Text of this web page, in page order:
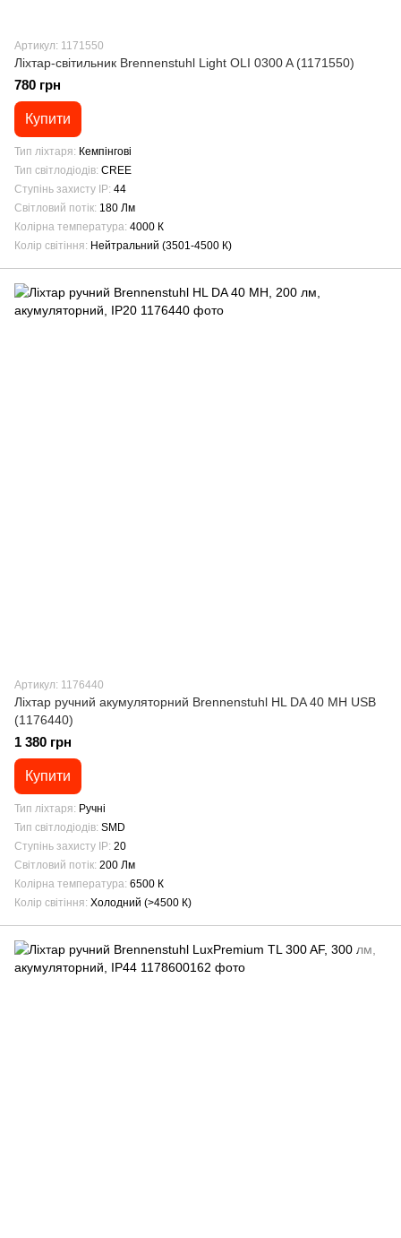
Артикул: 1171550
Ліхтар-світильник Brennenstuhl Light OLI 0300 A (1171550)
780 грн
Купити
Тип ліхтаря
Кемпінгові
Тип світлодіодів CREE
Ступінь захисту IP 44
Світловий потік 180 Лм
Колірна температура 4000 К
Колір світіння
Нейтральний (3501-4500 К)
Артикул: 1176440
Ліхтар ручний акумуляторний Brennenstuhl HL DA 40 MH USB
(1176440)
1 380 грн
Купити
Тип ліхтаря
Ручні
Тип світлодіодів SMD
Ступінь захисту IP 20
Світловий потік 200 Лм
Колірна температура 6500 К
Колір світіння Холодний (>4500 К)